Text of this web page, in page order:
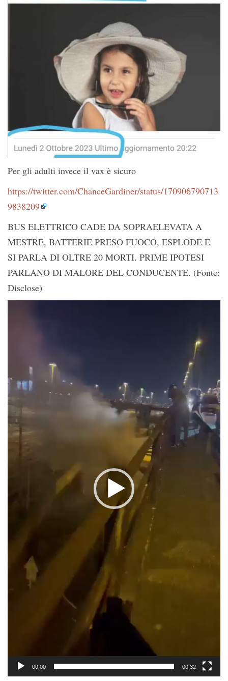
Per gli adulti invece il vax è sicuro
https://twitter.com/ChanceGardiner/status/170906790713
9838209
BUS ELETTRICO CADE DA SOPRAELEVATA A
MESTRE, BATTERIE PRESO FUOCO, ESPLODE E
SI PARLA DI OLTRE 20 MORTI. PRIME IPOTESI
PARLANO DI MALORE DEL CONDUCENTE. (Fonte:
Disclose)
00:00 00:32